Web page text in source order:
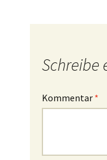
Schreibe
Kommentar *